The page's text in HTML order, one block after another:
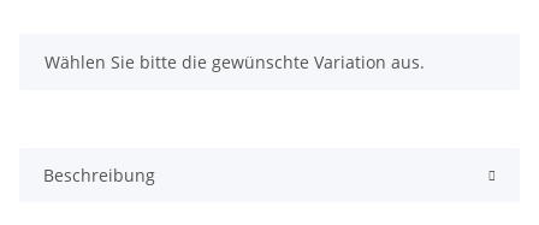
x
Wählen Sie bitte die gewünschte Variation aus.
Beschreibung